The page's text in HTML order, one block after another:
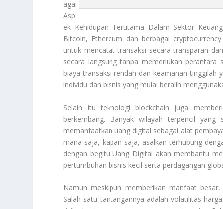
agai
Asp
ek Kehidupan Terutama Dalam Sektor
Bitcoin, Ethereum dan berbagai
untuk mencatat transaksi secara transparan
secara langsung tanpa memerlukan perantara
biaya transaksi rendah dan keamanan tinggilah
individu dan bisnis yang mulai beralih
Selain itu teknologi blockchain juga
berkembang. Banyak wilayah terpencil
memanfaatkan uang digital sebagai alat
mana saja, kapan saja, asalkan terhubung
dengan begitu Uang Digital akan membantu
pertumbuhan bisnis kecil serta perdagangan
Namun meskipun memberikan manfaat
Salah satu tantangannya adalah volatilitas